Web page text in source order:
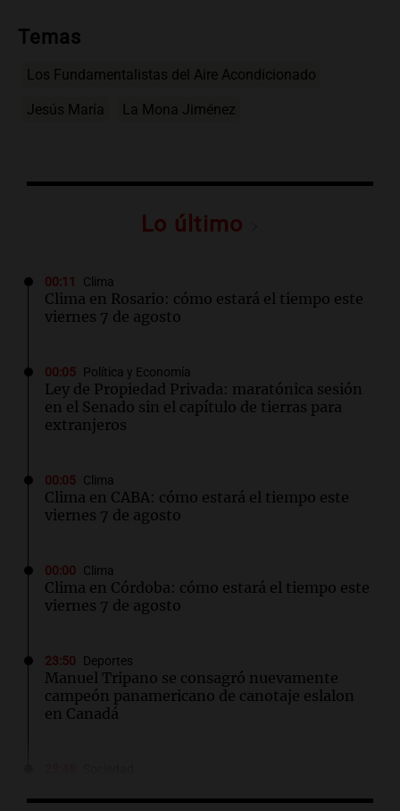
Temas
Los Fundamentalistas del Aire Acondicionado
Jesús María La Mona Jiménez
Lo último
00:11 Clima
Clima en Rosario: cómo estará el tiempo este
viernes 7 de agosto
00:05 Política y Economía
Ley de Propiedad Privada: maratónica sesión
en el Senado sin el capítulo de tierras para
extranjeros
00:05 Clima
Clima en CABA: cómo estará el tiempo este
viernes 7 de agosto
00:00 Clima
Clima en Córdoba: cómo estará el tiempo este
viernes 7 de agosto
23:50 Deportes
Manuel Tripano se consagró nuevamente
campeón panamericano de canotaje eslalon
en Canadá
la Ley de Inviolabilidad de la Propiedad